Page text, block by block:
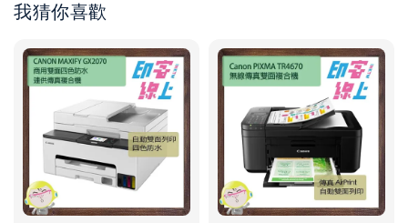
我猜你喜歡